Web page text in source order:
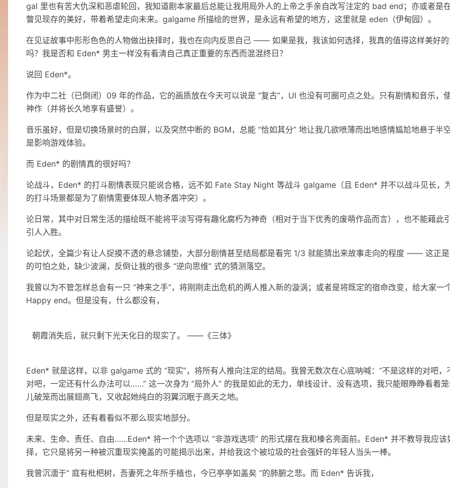
gal 里也有苦大仇深和恶虐轮回，我知道剧本家最后总能让我用局外人的上帝之手亲自改写注定的 bad end；亦或者是
瞥见现存的美好，带着希望走向未来。galgame 所描绘的世界，是永远有希望的地方，这里就是 eden（伊甸园）。
在见证故事中形形色色的人物做出抉择时，我也在向内反思自己 —— 如果是我，我该如何选择，我真的值得这样美好
吗？我是否和 Eden* 男主一样没有看清自己真正重要的东西而混混终日？
说回 Eden*。
作为中二社（已倒闭）09 年的作品，它的画质放在今天可以说是 “复古”，UI 也没有可圈可点之处。只有剧情和音乐，
神作（并将长久地享有盛誉）。
音乐虽好，但是切换场景时的白屏，以及突然中断的 BGM，总能 “恰如其分” 地让我几欲喷薄而出地感情尴尬地悬于半
是影响游戏体验。
而 Eden* 的剧情真的很好吗？
论战斗，Eden* 的打斗剧情表现只能说合格，远不如 Fate Stay Night 等战斗 galgame（且 Eden* 并不以战斗见长，
的打斗场景都是为了剧情需要体现人物矛盾冲突）。
论日常，其中对日常生活的描绘既不能将平淡写得有趣化腐朽为神奇（相对于当下优秀的废萌作品而言），也不能藉此
引人入胜。
论起伏，全篇少有让人捉摸不透的悬念铺垫，大部分剧情甚至结局都是看完 1/3 就能猜出来故事走向的程度 —— 这正
的可怕之处，缺少波澜，反倒让我的很多 “逆向思维” 式的猜测落空。
我曾以为不管怎样总会有一只 “神来之手”，将刚刚走出危机的两人推入新的漩涡；或者是将既定的宿命改变，给大家一
Happy end。但是没有，什么都没有，
朝霞消失后，就只剩下光天化日的现实了。 ——《三体》
Eden* 就是这样，以非 galgame 式的 “现实”，将所有人推向注定的结局。我曾无数次在心底呐喊：“不是这样的对吧，
对吧，一定还有什么办法可以……” 这一次身为 “局外人” 的我是如此的无力，单线设计、没有选项，我只能眼睁睁看着
儿破笼而出展翅高飞，又收起她纯白的羽翼沉眠于高天之地。
但是现实之外，还有着看似不那么现实地部分。
未来、生命、责任、自由……Eden* 将一个个选项以 “非游戏选项” 的形式摆在我和榛名亮面前。Eden* 并不教导我应该
择，它只是将另一种被沉重现实掩盖的可能揭示出来，并给我这个被垃圾的社会强奸的年轻人当头一棒。
我曾沉湎于” 庭有枇杷树，吾妻死之年所手植也，今已亭亭如盖矣 “的肺腑之悲。而 Eden* 告诉我，